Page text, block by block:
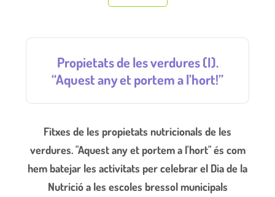
Propietats de les verdures (I).
“Aquest any et portem a l’hort!”
Fitxes de les propietats nutricionals de les
verdures. "Aquest any et portem a l'hort" és com
hem batejar les activitats per celebrar el Dia de la
Nutrició a les escoles bressol municipals